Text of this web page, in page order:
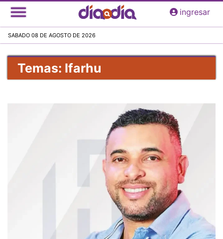
Pasar
al
principal
ingresar
SABADO 08 DE AGOSTO DE 2026
Temas: Ifarhu